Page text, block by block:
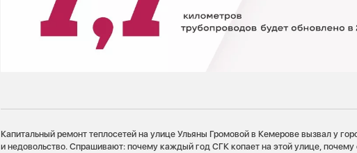
Капитальный ремонт теплосетей на улице Ульяны Громовой в Кемерове вызвал у
и недовольство. Спрашивают: почему каждый год СГК копает на этой улице, почему